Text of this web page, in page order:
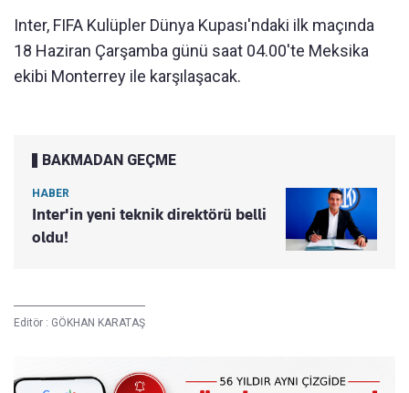
Inter, FIFA Kulüpler Dünya Kupası'ndaki ilk maçında
18 Haziran Çarşamba günü saat 04.00'te Meksika
ekibi Monterrey ile karşılaşacak.
BAKMADAN GEÇME
HABER
Inter'in yeni teknik direktörü belli
oldu!
Editör : GÖKHAN KARATAŞ